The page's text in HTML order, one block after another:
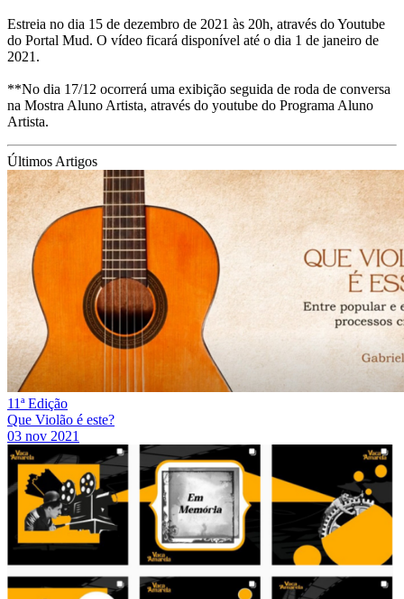
Estreia no dia 15 de dezembro de 2021 às 20h, através do Youtube
do Portal Mud. O vídeo ficará disponível até o dia 1 de janeiro de
2021.
**No dia 17/12 ocorrerá uma exibição seguida de roda de conversa
na Mostra Aluno Artista, através do youtube do Programa Aluno
Artista.
Últimos Artigos
11ª Edição
Que Violão é este?
03 nov 2021